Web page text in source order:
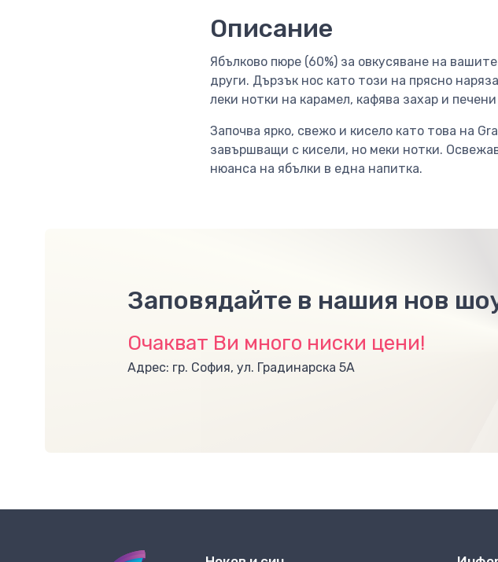
Описание
Ябълково пюре (60%) за овкусяване на
други. Дързък нос като този на прясно
леки нотки на карамел, кафява захар и
Започва ярко, свежо и кисело като това на
завършващи с кисели, но меки нотки.
нюанса на ябълки в една напитка.
Заповядайте в нашия нов
Очакват Ви много ниски цени!
Адрес: гр. София, ул. Градинарска 5А